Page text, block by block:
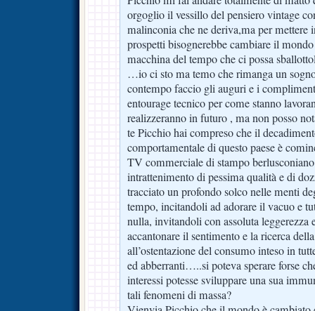
orgoglio il vessillo del pensiero vintage
malinconia che ne deriva,ma per mettere
prospetti bisognerebbe cambiare il
macchina del tempo che ci possa
…io ci sto ma temo che rimanga un
contempo faccio gli auguri e i
entourage tecnico per come stanno
realizzeranno in futuro , ma non posso
te Picchio hai compreso che il
comportamentale di questo paese è
TV commerciale di stampo
intrattenimento di pessima qualità e di
tracciato un profondo solco nelle menti
tempo, incitandoli ad adorare il vacuo e
nulla, invitandoli con assoluta leggerezza
accantonare il sentimento e la ricerca
all’ostentazione del consumo inteso in
ed abberranti…..si poteva sperare forse
interessi potesse sviluppare una sua
tali fenomeni di massa?